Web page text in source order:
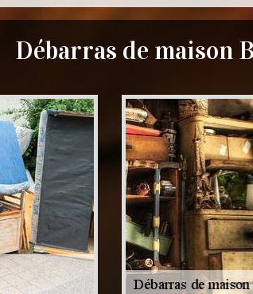
Débarras de maison